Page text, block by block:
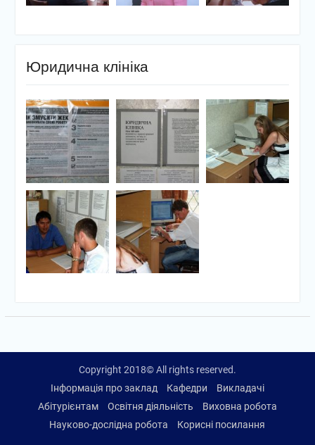
Юридична клініка
Copyright 2018© All rights reserved.
Інформація про заклад
Кафедри
Викладачі
Абітурієнтам
Освітня діяльність
Виховна робота
Науково-дослідна робота
Корисні посилання